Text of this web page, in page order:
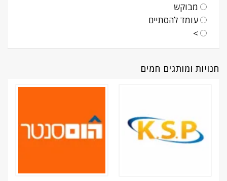
מבוקש
עומד להסתיים
>
חנויות ומותגים חמים